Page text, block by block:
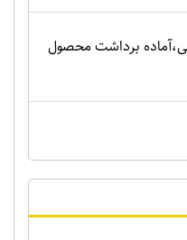
برداشت محصول